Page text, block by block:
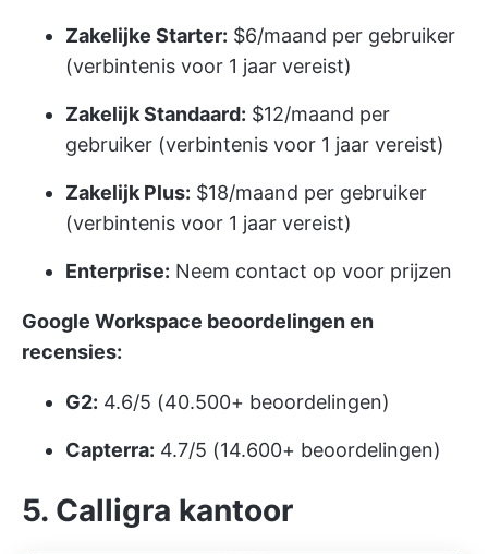
Zakelijke Starter: $6/maand per gebruiker
(verbintenis voor 1 jaar vereist)
Zakelijk Standaard: $12/maand per
gebruiker (verbintenis voor 1 jaar vereist)
Zakelijk Plus: $18/maand per gebruiker
(verbintenis voor 1 jaar vereist)
Enterprise: Neem contact op voor prijzen
Google Workspace beoordelingen en
recensies:
G2: 4.6/5 (40.500+ beoordelingen)
Capterra: 4.7/5 (14.600+ beoordelingen)
5. Calligra kantoor